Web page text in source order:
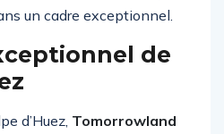
un cadre exceptionnel.
de
d’Huez, Tomorrowland